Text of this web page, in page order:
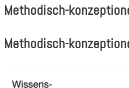
Methodisch-
Methodisch-